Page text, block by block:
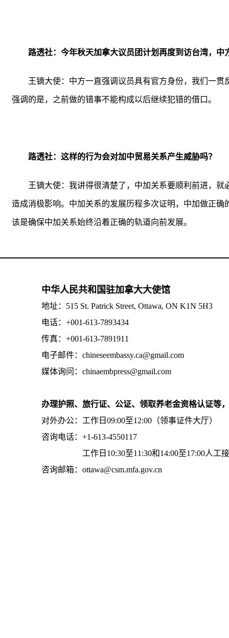
路透社：今年秋天加拿大议员团计划再度到访台湾，
王镝大使：中方一直强调议员具有官方身份，我们一
强调的是，之前做的错事不能构成以后继续犯错的借口。
路透社：这样的行为会对加中贸易关系产生威胁吗？
王镝大使：我讲得很清楚了，中加关系要顺利前进，
造成消极影响。中加关系的发展历程多次证明，中加做正
该是确保中加关系始终沿着正确的轨道向前发展。
中华人民共和国驻加拿大大使馆
地址：515 St. Patrick Street, Ottawa, ON K1N 5H3
电话：+001-613-7893434
传真：+001-613-7891911
电子邮件：chineseembassy.ca@gmail.com
媒体询问：chinaembpress@gmail.com
办理护照、旅行证、公证、领取养老金资格认证等
对外办公：工作日09:00至12:00（领事证件大厅）
咨询电话：+1-613-4550117
工作日10:30至11:30和14:00至17:00人工
咨询邮箱：ottawa@csm.mfa.gov.cn